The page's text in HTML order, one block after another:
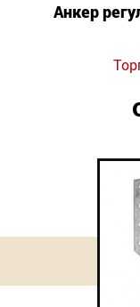
Анкер